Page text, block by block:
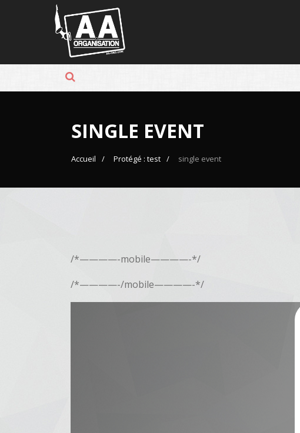
Panneau de gestion des cookies
SINGLE EVENT
Accueil Protégé : test single event
/*————-mobile————-*/
/*————-/mobile————-*/